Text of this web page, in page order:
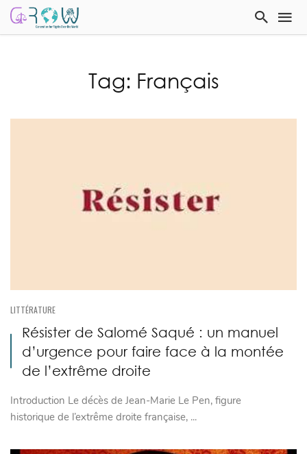
Tag: Français
LITTÉRATURE
Résister de Salomé Saqué : un manuel
d’urgence pour faire face à la montée
de l’extrême droite
Introduction Le décès de Jean-Marie Le Pen, figure
historique de l’extrême droite française, ...